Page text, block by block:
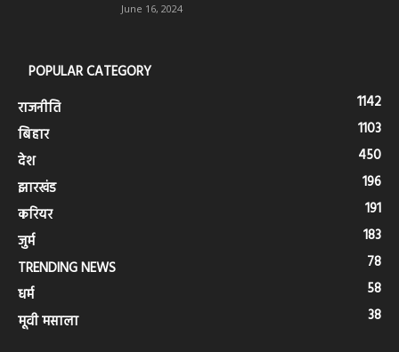
June 16, 2024
POPULAR CATEGORY
राजनीति
1142
बिहार
1103
देश
450
झारखंड
196
करियर
191
जुर्म
183
TRENDING NEWS
78
धर्म
58
मूवी मसाला
38